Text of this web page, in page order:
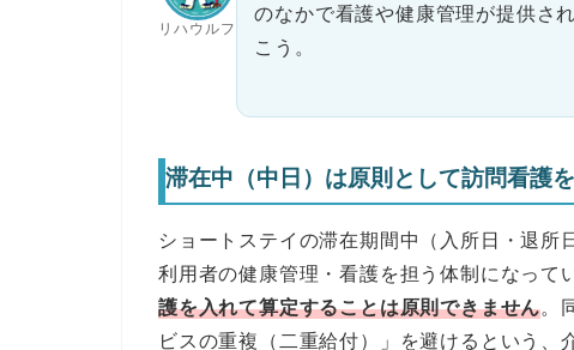
リハウルフ
のなかで看護や健康管理が提供さ
こう。
滞在中（中日）は原則として訪問看護
ショートステイの滞在期間中（入所日・退
利用者の健康管理・看護を担う体制になって
護を入れて算定することは原則できません。
ビスの重複（二重給付）」を避けるという、